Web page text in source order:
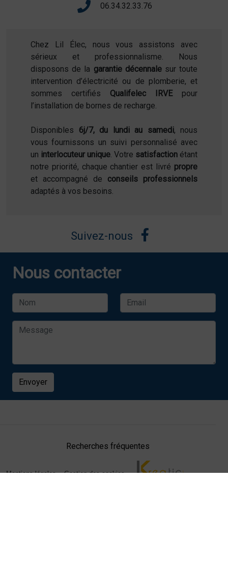
06.34.32.33.76
Chez Lil Élec, nous vous assistons avec
sérieux et professionnalisme. Nous
disposons de la garantie décennalesur toute
intervention d’électricité ou de plomberie, et
sommes certifiés Qualifelec IRVEpour
l’installation de bornes de recharge.
Disponibles 6j/7, du lundi au samedi, nous
vous fournissons un suivi personnalisé avec
un interlocuteur unique. Votre satisfaction étant
notre priorité, chaque chantier est livré propre
et accompagné de conseils professionnels
adaptés à vos besoins.
Suivez-nous
Nous contacter
Envoyer
Recherches fréquentes
Mentions légales Gestion des cookies